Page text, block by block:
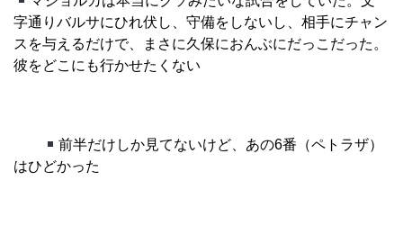
字通りバルサにひれ伏し、守備をしないし、相手にチャン
スを与えるだけで、まさに久保におんぶにだっこだった。
彼をどこにも行かせたくない
前半だけしか見てないけど、あの6番（ペトラザ）
はひどかった